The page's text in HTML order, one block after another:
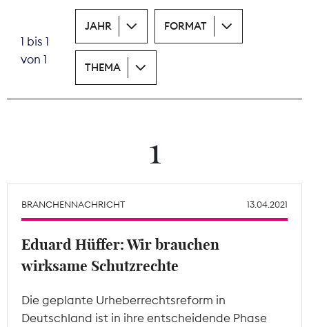
Theodor-Wolff-Preis
1 bis 1
von 1
JAHR FORMAT
THEMA
1
BRANCHENNACHRICHT 13.04.2021
Eduard Hüffer: Wir brauchen
wirksame Schutzrechte
Die geplante Urheberrechtsreform in
Deutschland ist in ihre entscheidende Phase